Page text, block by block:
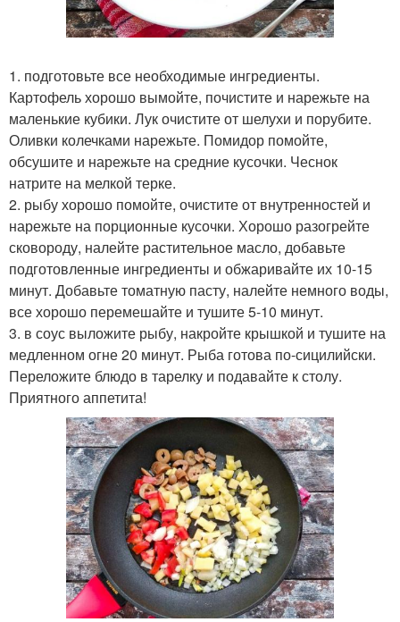
1. подготовьте все необходимые ингредиенты.
Картофель хорошо вымойте, почистите и нарежьте на
маленькие кубики. Лук очистите от шелухи и порубите.
Оливки колечками нарежьте. Помидор помойте,
обсушите и нарежьте на средние кусочки. Чеснок
натрите на мелкой терке.
2. рыбу хорошо помойте, очистите от внутренностей и
нарежьте на порционные кусочки. Хорошо разогрейте
сковороду, налейте растительное масло, добавьте
подготовленные ингредиенты и обжаривайте их 10-15
минут. Добавьте томатную пасту, налейте немного воды,
все хорошо перемешайте и тушите 5-10 минут.
3. в соус выложите рыбу, накройте крышкой и тушите на
медленном огне 20 минут. Рыба готова по-сицилийски.
Переложите блюдо в тарелку и подавайте к столу.
Приятного аппетита!